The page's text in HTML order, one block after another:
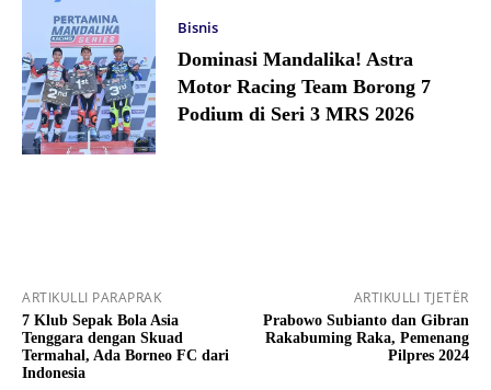
Bisnis
Dominasi Mandalika! Astra
Motor Racing Team Borong 7
Podium di Seri 3 MRS 2026
ARTIKULLI PARAPRAK
7 Klub Sepak Bola Asia
Tenggara dengan Skuad
Termahal, Ada Borneo FC dari
Indonesia
ARTIKULLI TJETËR
Prabowo Subianto dan Gibran
Rakabuming Raka, Pemenang
Pilpres 2024